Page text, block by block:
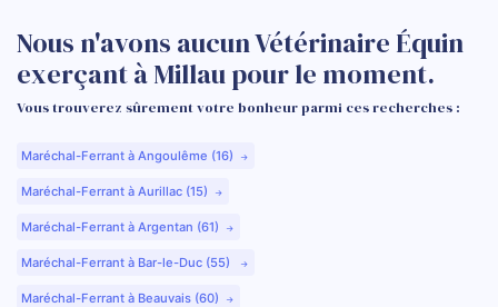
Nous n'avons aucun Vétérinaire Équin
exerçant à Millau pour le moment.
Vous trouverez sûrement votre bonheur parmi ces recherches :
Maréchal-Ferrant à Angoulême (16)
Maréchal-Ferrant à Aurillac (15)
Maréchal-Ferrant à Argentan (61)
Maréchal-Ferrant à Bar-le-Duc (55)
Maréchal-Ferrant à Beauvais (60)